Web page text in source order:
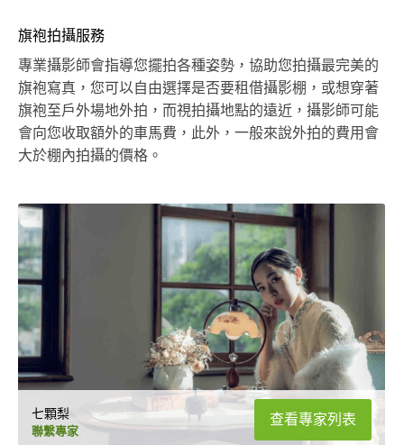
旗袍拍攝服務
專業攝影師會指導您擺拍各種姿勢，協助您拍攝最完美的
旗袍寫真，您可以自由選擇是否要租借攝影棚，或想穿著
旗袍至戶外場地外拍，而視拍攝地點的遠近，攝影師可能
會向您收取額外的車馬費，此外，一般來說外拍的費用會
大於棚內拍攝的價格。
七顆梨
聯繫專家
查看專家列表